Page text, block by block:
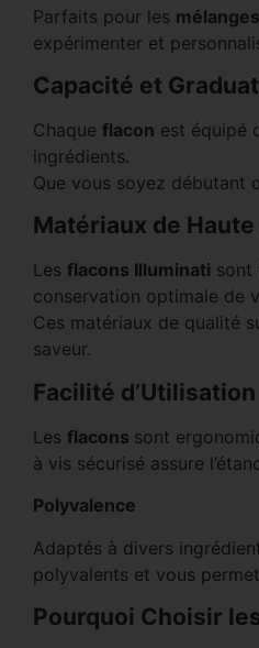
Parfaits pour les
expérimenter et
Capacité et
Chaque flacon est équipé
ingrédients.
Que vous soyez débutant
Matériaux de
Les flacons Illuminati sont
conservation optimale de
Ces matériaux de qualité
saveur.
Facilité d’Utilisation
Les flacons sont
à vis sécurisé assure
Polyvalence
Adaptés à divers
polyvalents et vous
Pourquoi Choisir